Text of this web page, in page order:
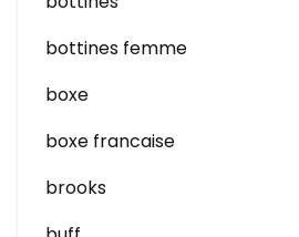
bottines femme
boxe
boxe francaise
brooks